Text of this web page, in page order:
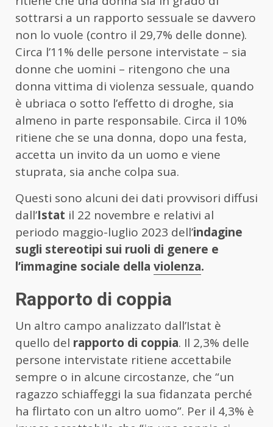
sottrarsi a un rapporto sessuale se davvero
non lo vuole (contro il 29,7% delle donne).
Circa l’11% delle persone intervistate – sia
donne che uomini – ritengono che una
donna vittima di violenza sessuale, quando
è ubriaca o sotto l’effetto di droghe, sia
almeno in parte responsabile. Circa il 10%
ritiene che se una donna, dopo una festa,
accetta un invito da un uomo e viene
stuprata, sia anche colpa sua.
Questi sono alcuni dei dati provvisori diffusi
dall’Istat il 22 novembre e relativi al
periodo maggio-luglio 2023 dell’indagine
sugli stereotipi sui ruoli di genere e
l’immagine sociale della violenza.
Rapporto di coppia
Un altro campo analizzato dall’Istat è
quello del rapporto di coppia. Il 2,3% delle
persone intervistate ritiene accettabile
sempre o in alcune circostanze, che “un
ragazzo schiaffeggi la sua fidanzata perché
ha flirtato con un altro uomo”. Per il 4,3% è